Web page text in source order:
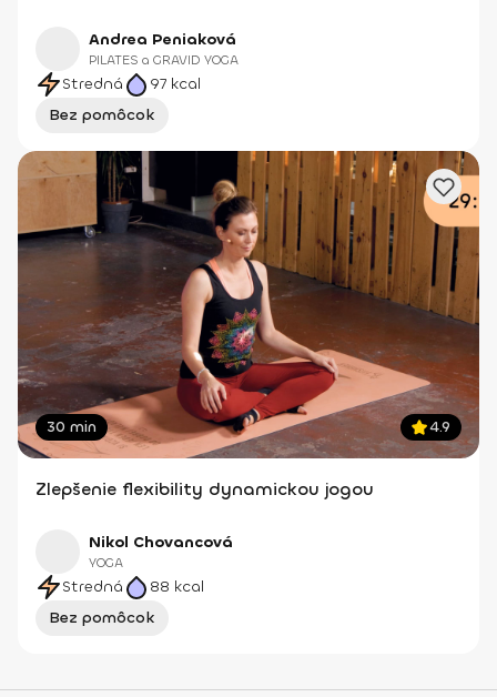
Andrea Peniaková
PILATES a GRAVID YOGA
Stredná 97 kcal
Bez pomôcok
30 min 4.9
Zlepšenie flexibility dynamickou jogou
Nikol Chovancová
YOGA
Stredná 88 kcal
Bez pomôcok